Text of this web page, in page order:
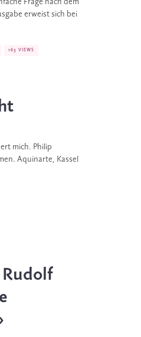
Frage nach dem
erweist sich bei
163 VIEWS
mich. Philip
Aquinarte, Kassel